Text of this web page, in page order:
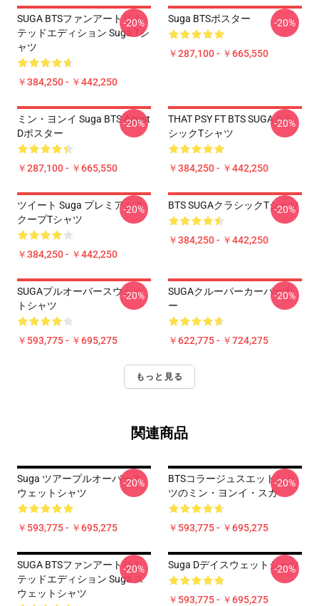
SUGA BTSファンアートリミ
テッドエディション Suga Tシ
ャツ
￥384,250 - ￥442,250
-20% Suga BTSポスター
￥287,100 - ￥665,550
-20%
ミン・ヨンイ Suga BTS Agust
Dポスター
￥287,100 - ￥665,550
-20%
THAT PSY FT BTS SUGAクラ
シックTシャツ
￥384,250 - ￥442,250
-20%
ツイート Suga プレミアムス
クープTシャツ
￥384,250 - ￥442,250
-20% BTS SUGAクラシックTシャツ
￥384,250 - ￥442,250
-20%
SUGAプルオーバースウェッ
トシャツ
￥593,775 - ￥695,275
-20%
SUGAクルーパーカーパーカ
ー
￥622,775 - ￥724,275
-20%
もっと見る
関連商品
Suga ツアープルオーバース
ウェットシャツ
￥593,775 - ￥695,275
-20%
BTSコラージュスエットシャ
ツのミン・ヨンイ・スガ
￥593,775 - ￥695,275
-20%
SUGA BTSファンアートリミ
テッドエディション Suga ス
ウェットシャツ
-20% Suga Dデイスウェットシャツ
￥593,775 - ￥695,275
-20%